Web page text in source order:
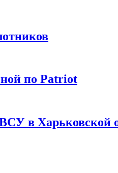
по Patriot
в Харьковской